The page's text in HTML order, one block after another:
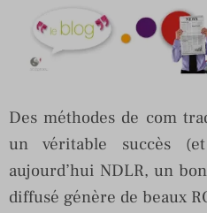
Des méthodes de com
un véritable succès
aujourd’hui NDLR, un
diffusé génère de beaux